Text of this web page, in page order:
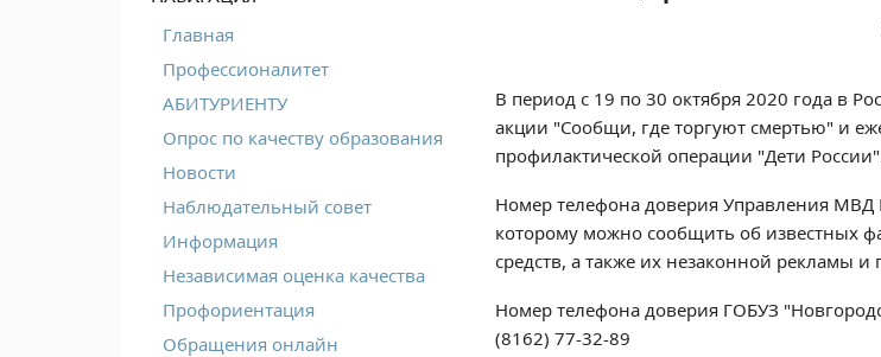
Главная
Профессионалитет
АБИТУРИЕНТУ
Опрос по качеству образования
Новости
Наблюдательный совет
Информация
Независимая оценка качества
Профориентация
Обращения онлайн
В период с 19 по 30 октября 2020 года в
акции "Сообщи, где торгуют смертью" и
профилактической операции "Дети
Номер телефона доверия Управления МВД
которому можно сообщить об известных
средств, а также их незаконной рекламы
Номер телефона доверия ГОБУЗ
(8162) 77-32-89